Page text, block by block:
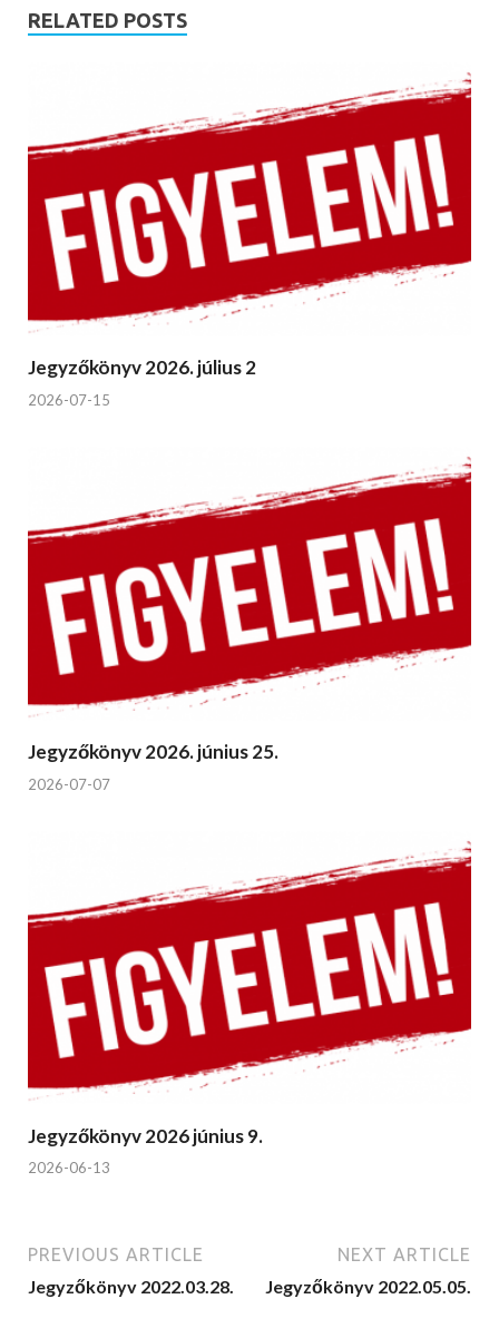
RELATED POSTS
Jegyzőkönyv 2026. július 2
2026-07-15
Jegyzőkönyv 2026. június 25.
2026-07-07
Jegyzőkönyv 2026 június 9.
2026-06-13
PREVIOUS ARTICLE
Jegyzőkönyv 2022.03.28.
NEXT ARTICLE
Jegyzőkönyv 2022.05.05.